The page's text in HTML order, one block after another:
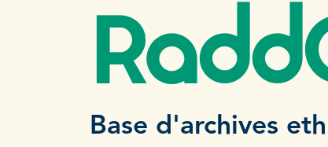
Base d'archives